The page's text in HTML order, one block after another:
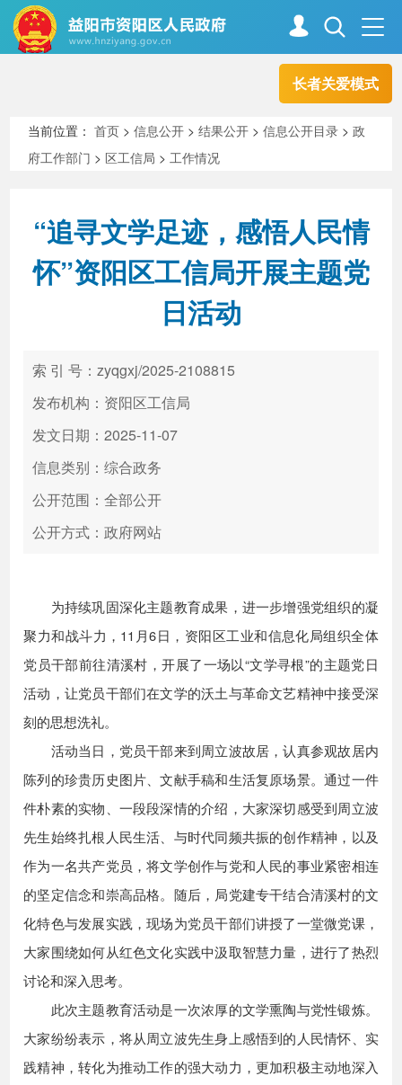
长者关爱模式
走进资阳
新闻中心 解读回应
高效办成一件事
当前位置：首页 >信息公开 >结果公开 >信息公开目录 >政
府工作部门 > 区工信局 >工作情况
“追寻文学足迹，感悟人民情
怀”资阳区工信局开展主题党
日活动
索 引 号：zyqgxj/2025-2108815
发布机构：资阳区工信局
发文日期：2025-11-07
信息类别：综合政务
公开范围：全部公开
公开方式：政府网站
为持续巩固深化主题教育成果，进一步增强党组织的凝
聚力和战斗力，11月6日，资阳区工业和信息化局组织全体
党员干部前往清溪村，开展了一场以“文学寻根”的主题党日
活动，让党员干部们在文学的沃土与革命文艺精神中接受深
刻的思想洗礼。
活动当日，党员干部来到周立波故居，认真参观故居内
陈列的珍贵历史图片、文献手稿和生活复原场景。通过一件
件朴素的实物、一段段深情的介绍，大家深切感受到周立波
先生始终扎根人民生活、与时代同频共振的创作精神，以及
作为一名共产党员，将文学创作与党和人民的事业紧密相连
的坚定信念和崇高品格。随后，局党建专干结合清溪村的文
化特色与发展实践，现场为党员干部们讲授了一堂微党课，
大家围绕如何从红色文化实践中汲取智慧力量，进行了热烈
讨论和深入思考。
此次主题教育活动是一次浓厚的文学熏陶与党性锻炼。
大家纷纷表示，将从周立波先生身上感悟到的人民情怀、实
践精神，转化为推动工作的强大动力，更加积极主动地深入